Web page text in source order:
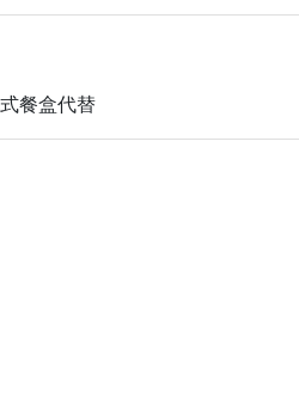
餐盒代替